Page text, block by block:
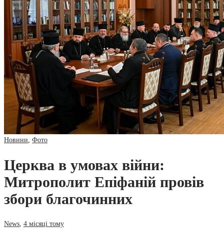
Новини Фото
Церква в умовах війни:
Митрополит Епіфаній провів
збори благочинних
News 4 місяці тому